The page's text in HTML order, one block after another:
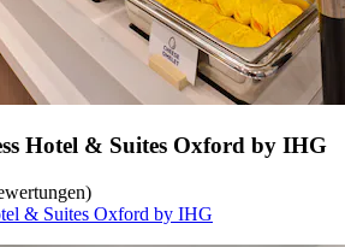
Hotel & Suites Oxford by IHG
& Suites Oxford by IHG